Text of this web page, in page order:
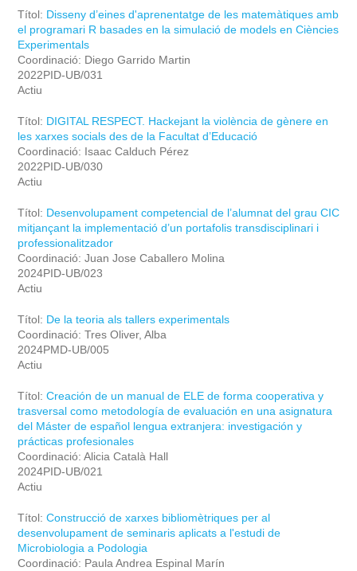
Títol: Disseny d’eines d'aprenentatge de les matemàtiques amb
el programari R basades en la simulació de models en Ciències
Experimentals
Coordinació: Diego Garrido Martin
2022PID-UB/031
Actiu
Títol: DIGITAL RESPECT. Hackejant la violència de gènere en
les xarxes socials des de la Facultat d’Educació
Coordinació: Isaac Calduch Pérez
2022PID-UB/030
Actiu
Títol: Desenvolupament competencial de l’alumnat del grau CIC
mitjançant la implementació d’un portafolis transdisciplinari i
professionalitzador
Coordinació: Juan Jose Caballero Molina
2024PID-UB/023
Actiu
Títol: De la teoria als tallers experimentals
Coordinació: Tres Oliver, Alba
2024PMD-UB/005
Actiu
Títol: Creación de un manual de ELE de forma cooperativa y
trasversal como metodología de evaluación en una asignatura
del Máster de español lengua extranjera: investigación y
prácticas profesionales
Coordinació: Alicia Català Hall
2024PID-UB/021
Actiu
Títol: Construcció de xarxes bibliomètriques per al
desenvolupament de seminaris aplicats a l'estudi de
Microbiologia a Podologia
Coordinació: Paula Andrea Espinal Marín